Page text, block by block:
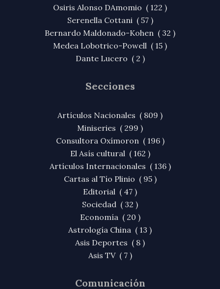
Osiris Alonso DAmomio ( 122 )
Serenella Cottani ( 57 )
Bernardo Maldonado-Kohen ( 32 )
Medea Lobotrico-Powell ( 15 )
Dante Lucero ( 2 )
Secciones
Artículos Nacionales ( 809 )
Miniseries ( 299 )
Consultora Oxímoron ( 196 )
El Asís cultural ( 162 )
Artículos Internacionales ( 136 )
Cartas al Tío Plinio ( 95 )
Editorial ( 47 )
Sociedad ( 32 )
Economía ( 20 )
Astrología China ( 13 )
Asis Deportes ( 8 )
Asis TV ( 7 )
Comunicación